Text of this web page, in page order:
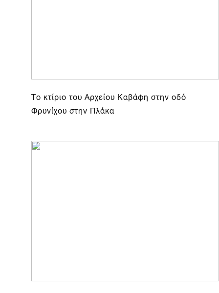
Το κτίριο του Αρχείου Καβάφη στην οδό
Φρυνίχου στην Πλάκα